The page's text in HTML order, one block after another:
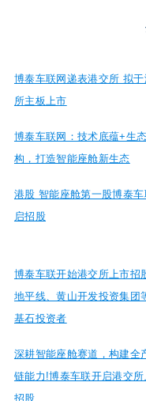
博泰车联网递表港交所 拟于
所主板上市
博泰车联网：技术底蕴+生
构，打造智能座舱新生态
港股 智能座舱第一股博泰车
启招股
博泰车联开始港交所上市招
地平线、黄山开发投资集团
基石投资者
深耕智能座舱赛道，构建全
链能力!博泰车联开启港交所
招股